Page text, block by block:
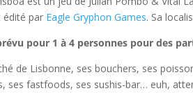
édité par Eagle Gryphon Games. Sa
pour 1 à 4 personnes pour des
de Lisbonne, ses bouchers, ses
ses fastfoods, ses sushis-bar… euh,